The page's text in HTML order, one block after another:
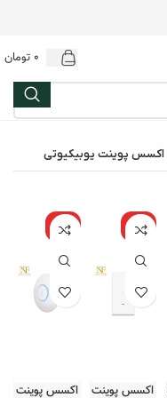
0 تومان
اکسس پوینت یوبیکیوتی
نامو
جود
اکسس پوینت
نامو
جود
اکسس پوینت